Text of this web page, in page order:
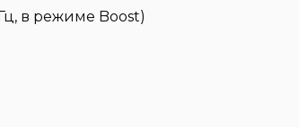
в режиме Boost)